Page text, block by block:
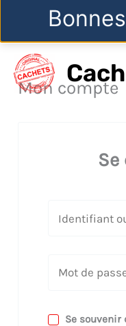
contenu
Mon compte
Se souvenir